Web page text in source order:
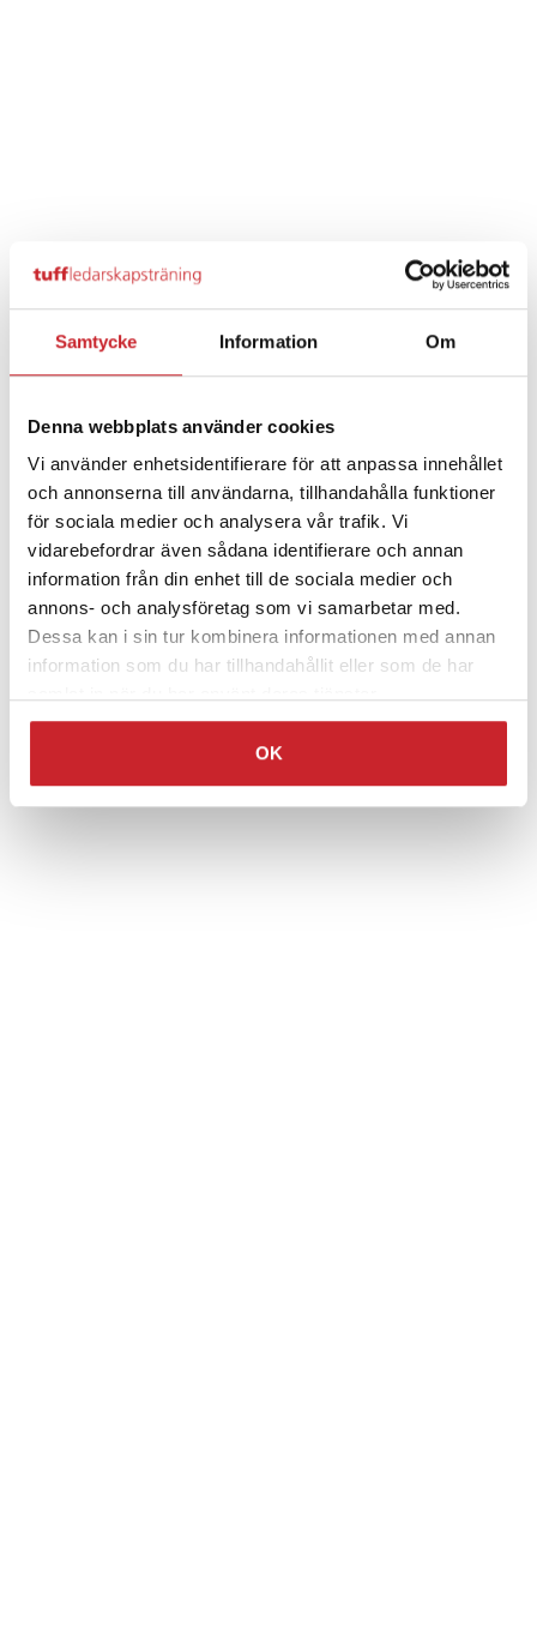
Samtycke Information Om
Denna webbplats använder cookies
Vi använder enhetsidentifierare för att anpassa innehållet
och annonserna till användarna, tillhandahålla funktioner
för sociala medier och analysera vår trafik. Vi
vidarebefordrar även sådana identifierare och annan
information från din enhet till de sociala medier och
annons- och analysföretag som vi samarbetar med.
Dessa kan i sin tur kombinera informationen med annan
information som du har tillhandahållit eller som de har
OK